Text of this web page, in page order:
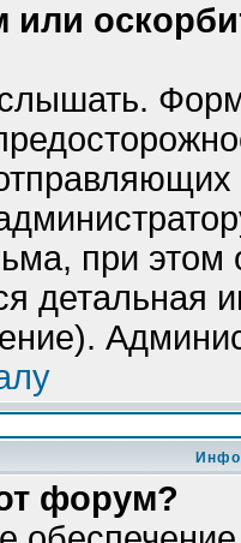
при этом
детальная
форум?